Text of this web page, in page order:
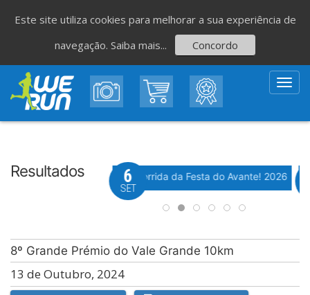
Resultados
de São Romão Evento WeTiming
37ª Corrida da Festa do Avante! 2026
6
SET
8º Grande Prémio do Vale Grande 10km
13 de Outubro, 2024
Este site utiliza cookies para melhorar a sua experiência de
navegação. Saiba mais... Concordo